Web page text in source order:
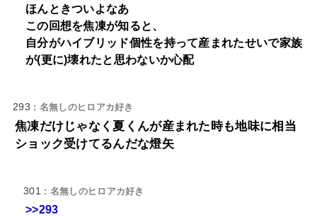
ほんときついよなあ
この回想を焦凍が知ると、
自分がハイブリッド個性を持って産まれたせいで家族
が(更に)壊れたと思わないか心配
293 : 名無しのヒロアカ好き
焦凍だけじゃなく夏くんが産まれた時も地味に相当
ショック受けてるんだな燈矢
301 : 名無しのヒロアカ好き
>>293